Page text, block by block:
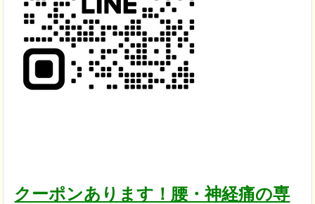
クーポンあります！腰・神経痛の専